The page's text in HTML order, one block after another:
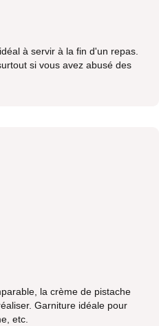
à servir à la fin d'un repas.
si vous avez abusé des
la crème de pistache
Garniture idéale pour
etc.